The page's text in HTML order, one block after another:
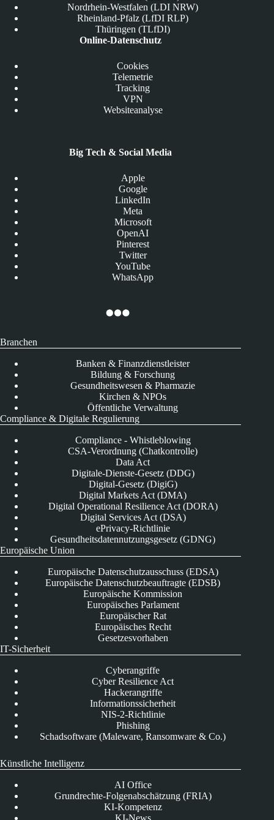
Nordrhein-Westfalen (LDI NRW)
Rheinland-Pfalz (LfDI RLP)
Thüringen (TLfDI)
Online-Datenschutz
Cookies
Telemetrie
Tracking
VPN
Websiteanalyse
Big Tech & Social Media
Apple
Google
LinkedIn
Meta
Microsoft
OpenAI
Pinterest
Twitter
YouTube
WhatsApp
Branchen
Banken & Finanzdienstleister
Bildung & Forschung
Gesundheitswesen & Pharmazie
Kirchen & NPOs
Öffentliche Verwaltung
Compliance & Digitale Regulierung
Compliance - Whistleblowing
CSA-Verordnung (Chatkontrolle)
Data Act
Digitale-Dienste-Gesetz (DDG)
Digital-Gesetz (DigiG)
Digital Markets Act (DMA)
Digital Operational Resilience Act (DORA)
Digital Services Act (DSA)
ePrivacy-Richtlinie
Gesundheitsdatennutzungsgesetz (GDNG)
Europäische Union
Europäische Datenschutzausschuss (EDSA)
Europäische Datenschutzbeauftragte (EDSB)
Europäische Kommission
Europäisches Parlament
Europäischer Rat
Europäisches Recht
Gesetzesvorhaben
IT-Sicherheit
Cyberangriffe
Cyber Resilience Act
Hackerangriffe
Informationssicherheit
NIS-2-Richtlinie
Phishing
Schadsoftware (Maleware, Ransomware & Co.)
Künstliche Intelligenz
AI Office
Grundrechte-Folgenabschätzung (FRIA)
KI-Kompetenz
KI-News